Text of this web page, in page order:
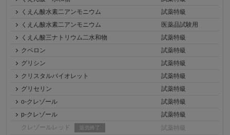
くえん酸水素二アンモニウム
試薬特級
くえん酸水素二アンモニウム
医薬品試験用
くえん酸三ナトリウム二水和物
試薬特級
クペロン
試薬特級
グリシン
試薬特級
クリスタルバイオレット
試薬特級
グリセリン
試薬特級
o-クレゾール
試薬特級
p-クレゾール
試薬特級
クレゾールレッド
販売終了
試薬特級